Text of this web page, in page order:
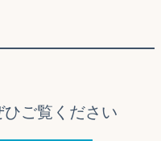
ご覧ください